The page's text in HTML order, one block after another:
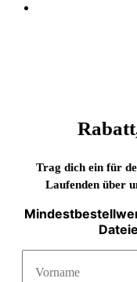
Trag dich ein für
Laufenden über